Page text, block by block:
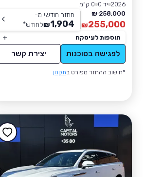
2026 יד 0
0 ק״מ
258,000 ₪
255,000
₪
החזר חודשי מ-
1,904
₪לחודש*
תוספות לעיסקה
לפגישה בסוכנות יצירת קשר
*חישוב ההחזר מפורט בתקנון